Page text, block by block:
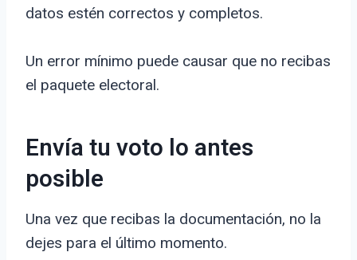
datos estén correctos y completos.
Un error mínimo puede causar que no recibas
el paquete electoral.
Envía tu voto lo antes
posible
Una vez que recibas la documentación, no la
dejes para el último momento.